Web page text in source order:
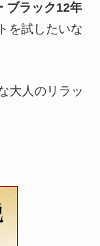
ブラック12年
を試したいな
大人のリラッ